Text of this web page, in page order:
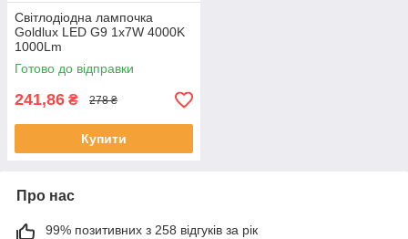
Світлодіодна лампочка
Goldlux LED G9 1x7W 4000K
1000Lm
Готово до відправки
241,86 ₴ 278 ₴
Купити
Про нас
99% позитивних з 258 відгуків за рік